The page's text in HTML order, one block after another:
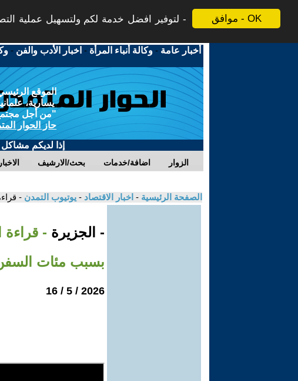
موافق - OK
لتوفير افضل خدمة لكم ولتسهيل عملية
أخبار عامة -وكالة أنباء المرأة - اخبار الأدب والفن -
الموقع
يسارية،
"من أجل
حاز الحوار
إذا لديكم
الاخبار بحث/الارشيف اضافة/خدمات الزوار
الصفحة الرئيسية - اخبار الاقتصاد - يوتيوب التمدن -
- الجزيرة - قراءة
بسبب مئات
2026 / 5 / 16